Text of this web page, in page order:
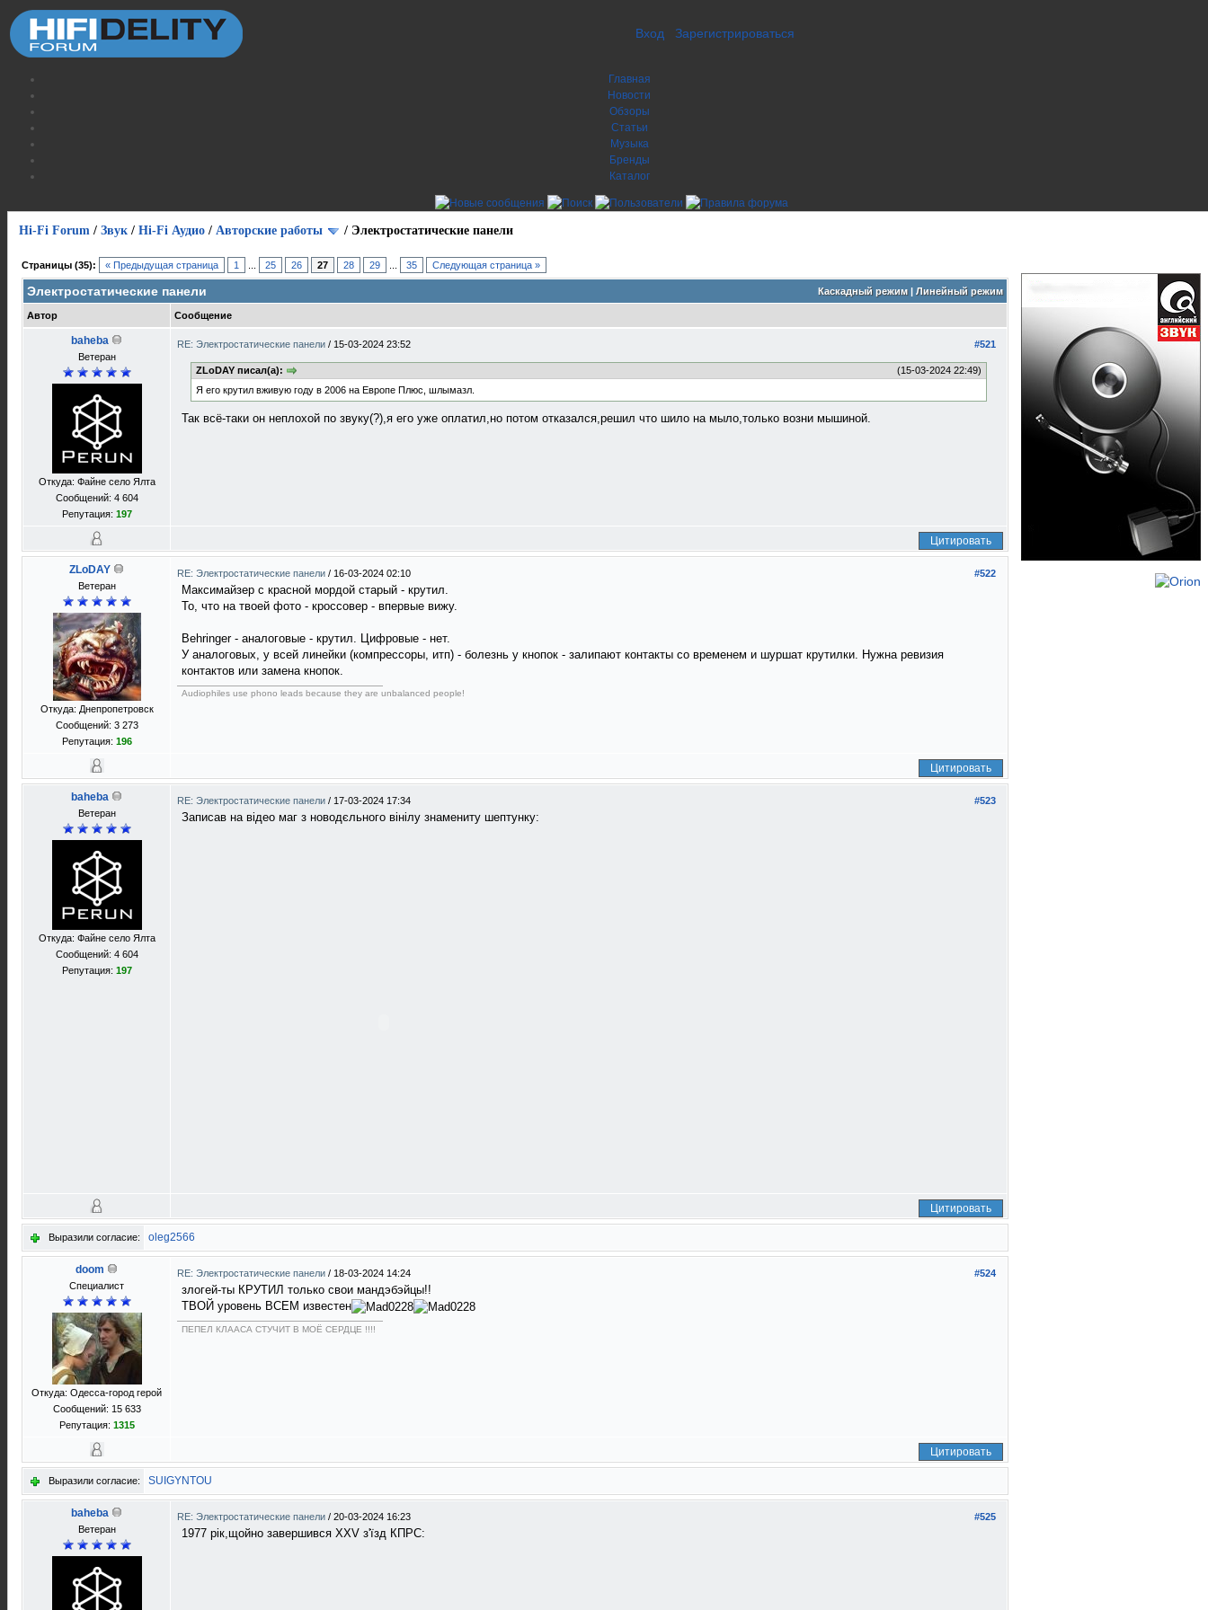
Вход Зарегистрироваться
Главная
Новости
Обзоры
Статьи
Музыка
Бренды
Каталог
Hi-Fi Forum / Звук / Hi-Fi Аудио / Авторские работы / Электростатические панели
Страницы (35): « Предыдущая страница 1 25 26 27 28 29 35 Следующая страница »
Каскадный режим| Линейный режим
Электростатические панели
Автор Сообщение
baheba
Ветеран
Откуда: Файне село Ялта
Сообщений: 4 604
Репутация: 197
#521
RE: Электростатические панели / 15-03-2024 23:52
(15-03-2024 22:49)
ZLoDAY писал(а):
Я его крутил вживую году в 2006 на Европе Плюс, шлымазл.
Так всё-таки он неплохой по звуку(?),я его уже оплатил,но потом отказался,решил что шило на мыло,только возни мышиной.
Цитировать
ZLoDAY
Ветеран
Откуда: Днепропетровск
Сообщений: 3 273
Репутация: 196
#522
RE: Электростатические панели / 16-03-2024 02:10
Максимайзер с красной мордой старый - крутил.
То, что на твоей фото - кроссовер - впервые вижу.
Behringer - аналоговые - крутил. Цифровые - нет.
У аналоговых, у всей линейки (компрессоры, итп) - болезнь у кнопок - залипают контакты со временем и шуршат крутилки. Нужна ревизия
контактов или замена кнопок.
Audiophiles use phono leads because they are unbalanced people!
Цитировать
baheba
Ветеран
Откуда: Файне село Ялта
Сообщений: 4 604
Репутация: 197
#523
RE: Электростатические панели / 17-03-2024 17:34
Записав на вiдео маг з новодєльного вiнiлу знамениту шептунку:
Цитировать
Выразили согласие: oleg2566
doom
Специалист
Откуда: Одесса-город герой
Сообщений: 15 633
Репутация: 1315
#524
RE: Электростатические панели / 18-03-2024 14:24
злогей-ты КРУТИЛ только свои мандэбэйцы!!
ТВОЙ уровень ВСЕМ известен
ПЕПЕЛ КЛААСА СТУЧИТ В МОЁ СЕРДЦЕ !!!!
Цитировать
Выразили согласие: SUIGYNTOU
baheba
Ветеран
#525
RE: Электростатические панели / 20-03-2024 16:23
1977 рiк,щойно завершився XXV з'їзд КПРС: